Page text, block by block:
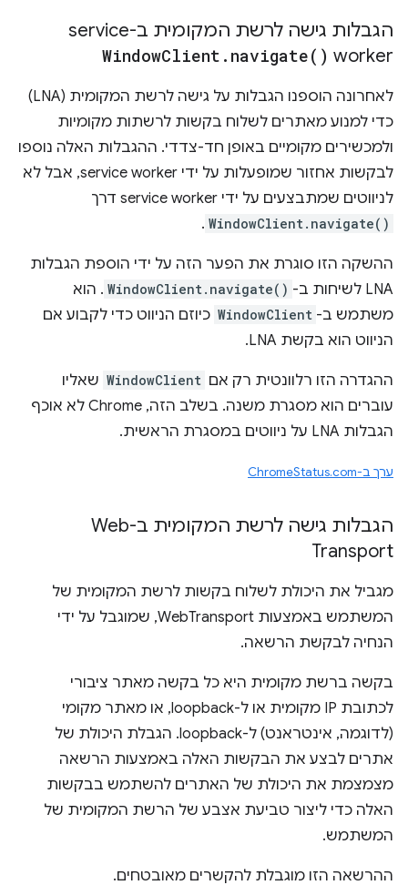
הגבלות גישה לרשת המקומית ב-service
worker
WindowClient . navigate( )
לאחרונה הוספנו הגבלות על גישה לרשת המקומית (LNA)
כדי למנוע מאתרים לשלוח בקשות לרשתות מקומיות
ולמכשירים מקומיים באופן חד-צדדי. ההגבלות האלה נוספו
לבקשות אחזור שמופעלות על ידי service worker, אבל לא
לניווטים שמתבצעים על ידי service worker דרך
WindowClient.navigate()
.
ההשקה הזו סוגרת את הפער הזה על ידי הוספת הגבלות
LNA לשיחות ב-
WindowClient.navigate() . הוא
משתמש ב- WindowClient כיוזם הניווט כדי לקבוע אם
הניווט הוא בקשת LNA.
ההגדרה הזו רלוונטית רק אם WindowClient שאליו
עוברים הוא מסגרת משנה. בשלב הזה, Chrome לא אוכף
הגבלות LNA על ניווטים במסגרת הראשית.
ערך ב-ChromeStatus.com
הגבלות גישה לרשת המקומית ב-Web
Transport
מגביל את היכולת לשלוח בקשות לרשת המקומית של
המשתמש באמצעות WebTransport, שמוגבל על ידי
הנחיה לבקשת הרשאה.
בקשה ברשת מקומית היא כל בקשה מאתר ציבורי
לכתובת IP מקומית או ל-loopback, או מאתר מקומי
(לדוגמה, אינטראנט) ל-loopback. הגבלת היכולת של
אתרים לבצע את הבקשות האלה באמצעות הרשאה
מצמצמת את היכולת של האתרים להשתמש בבקשות
האלה כדי ליצור טביעת אצבע של הרשת המקומית של
המשתמש.
ההרשאה הזו מוגבלת להקשרים מאובטחים.